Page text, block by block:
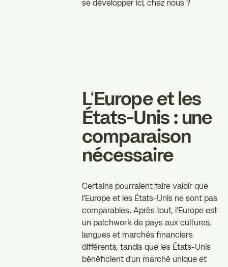
se développer ici, chez nous ?
L'Europe et les
États-Unis : une
comparaison
nécessaire
Certains pourraient faire valoir que
l'Europe et les États-Unis ne sont pas
comparables. Après tout, l'Europe est
un patchwork de pays aux cultures,
langues et marchés financiers
différents, tandis que les États-Unis
bénéficient d'un marché unique et